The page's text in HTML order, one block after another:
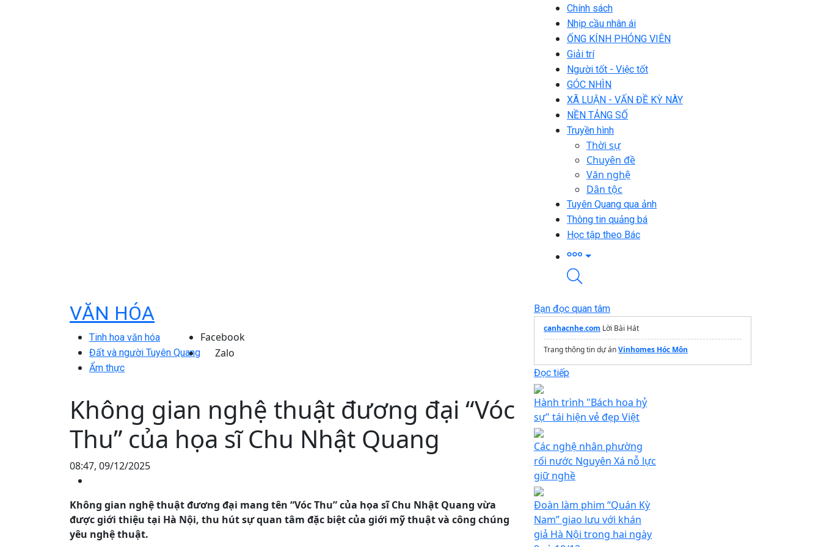
Chính sách
Nhịp cầu nhân ái
ỐNG KÍNH PHÓNG VIÊN
Giải trí
Người tốt - Việc tốt
GÓC NHÌN
XÃ LUẬN - VẤN ĐỀ KỲ NÀY
NỀN TẢNG SỐ
Truyền hình
Thời sự
Chuyên đề
Văn nghệ
Dân tộc
Tuyên Quang qua ảnh
Thông tin quảng bá
Học tập theo Bác
VĂN HÓA
Tinh hoa văn hóa
Đất và người Tuyên Quang
Ẩm thực
Facebook
Zalo
Không gian nghệ thuật đương đại “Vóc
Thu” của họa sĩ Chu Nhật Quang
08:47, 09/12/2025
Không gian nghệ thuật đương đại mang tên “Vóc Thu” của họa sĩ Chu Nhật Quang vừa
được giới thiệu tại Hà Nội, thu hút sự quan tâm đặc biệt của giới mỹ thuật và công chúng
yêu nghệ thuật.
Bạn đọc quan tâm
canhacnhe.com Lời Bài Hát
Trang thông tin dự ánVinhomes Hóc Môn
Đọc tiếp
Hành trình "Bách hoa hỷ
sự" tái hiện vẻ đẹp Việt
Các nghệ nhân phường
rối nước Nguyên Xá nỗ lực
giữ nghề
Đoàn làm phim “Quán Kỳ
Nam” giao lưu với khán
giả Hà Nội trong hai ngày